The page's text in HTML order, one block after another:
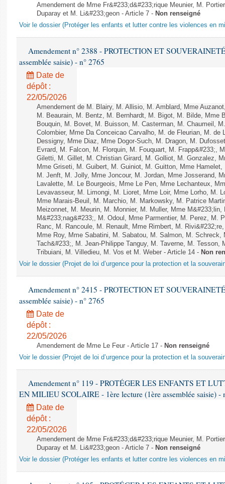
Amendement de Mme Fr&#233;d&#233;rique Meunier, M.
Duparay et M. Li&#233;geon - Article 7 - Non renseigné
Voir le dossier (Protéger les enfants et lutter contre les violences en
Amendement n° 2388 - PROTECTION ET
assemblée saisie) - n° 2765
Date de
dépôt :
22/05/2026
Amendement de M. Blairy, M. Allisio, M. Amblard, Mme
M. Beaurain, M. Bentz, M. Bernhardt, M. Bigot, M. Bilde, Mme
Bouquin, M. Bovet, M. Buisson, M. Casterman, M. Chaumeil,
Colombier, Mme Da Conceicao Carvalho, M. de Fleurian, M. de
Dessigny, Mme Diaz, Mme Dogor-Such, M. Dragon, M.
Evrard, M. Falcon, M. Florquin, M. Fouquart, M. Frapp&#233;,
Giletti, M. Gillet, M. Christian Girard, M. Golliot, M. Gonzalez,
Mme Griseti, M. Guibert, M. Guiniot, M. Guitton, Mme
M. Jenft, M. Jolly, Mme Joncour, M. Jordan, Mme Josserand,
Lavalette, M. Le Bourgeois, Mme Le Pen, Mme Lechanteux,
Levavasseur, M. Limongi, M. Lioret, Mme Loir, Mme Lorho, M.
Mme Marais-Beuil, M. Marchio, M. Markowsky, M. Patrice
Meizonnet, M. Meurin, M. Monnier, M. Muller, Mme
M&#233;nag&#233;, M. Odoul, Mme Parmentier, M. Perez, M.
Ranc, M. Rancoule, M. Renault, Mme Rimbert, M.
Mme Roy, Mme Sabatini, M. Sabatou, M. Salmon, M. Schreck,
Tach&#233;, M. Jean-Philippe Tanguy, M. Taverne, M.
Tribuiani, M. Villedieu, M. Vos et M. Weber - Article 14 - Non
Voir le dossier (Projet de loi d’urgence pour la protection et la
Amendement n° 2415 - PROTECTION ET
assemblée saisie) - n° 2765
Date de
dépôt :
22/05/2026
Amendement de Mme Le Feur - Article 17 - Non renseigné
Voir le dossier (Projet de loi d’urgence pour la protection et la
Amendement n° 119 - PROTÉGER LES ENFANTS ET
EN MILIEU SCOLAIRE - 1ère lecture (1ère assemblée saisie) -
Date de
dépôt :
22/05/2026
Amendement de Mme Fr&#233;d&#233;rique Meunier, M.
Duparay et M. Li&#233;geon - Article 7 - Non renseigné
Voir le dossier (Protéger les enfants et lutter contre les violences en